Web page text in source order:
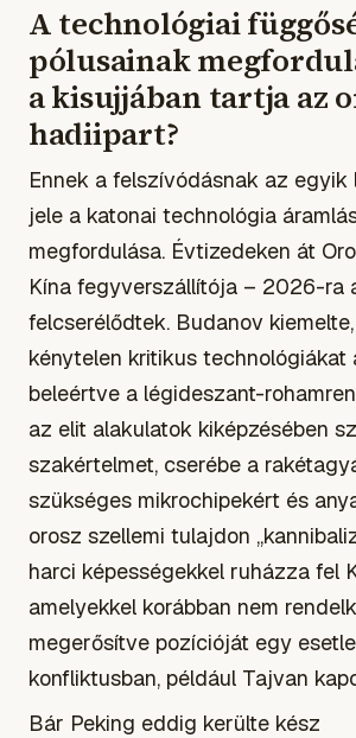
A technológiai
pólusainak
a kisujjában tartja az
hadiipart?
Ennek a felszívódásnak az egyik
jele a katonai technológia
megfordulása. Évtizedeken át
Kína fegyverszállítója – 2026-ra
felcserélődtek. Budanov
kénytelen kritikus technológiákat
beleértve a légideszant-
az elit alakulatok kiképzésében
szakértelmet, cserébe a
szükséges mikrochipekért és
orosz szellemi tulajdon
harci képességekkel ruházza fel
amelyekkel korábban nem
megerősítve pozícióját egy
konfliktusban, például Tajvan
Bár Peking eddig kerülte kész